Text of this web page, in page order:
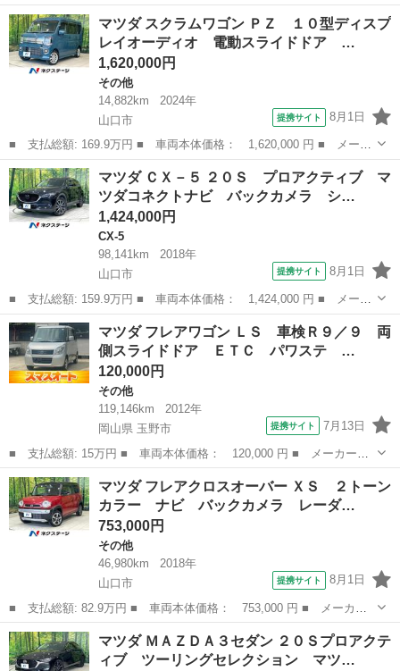
名： マツダ ■ 車種名： キャロルエコ ■ グレード名： ＥＣＯ
－Ｌ アイドリングストップ キーレス エアバッグ ＡＢＳ Ｃ
Ｄ 衝突安全ボ...
山口 山口市 その他
マツダ スクラムワゴン ＰＺ １０型ディスプ
レイオーディオ 電動スライドドア …
1,620,000円
その他
14,882km
2024年
山口市
提携サイト 8月1日
■ 支払総額: 169.9万円 ■ 車両本体価格： 1,620,000 円 ■ メーカ
ー名： マツダ ■ 車種名： スクラムワゴン ■ グレード名： Ｐ
Ｚ １０型ディスプレイオーディオ 電動スライドドア シートヒー
ター セ...
山口 山口市 その他
マツダ ＣＸ－５ ２０Ｓ プロアクティブ マ
ツダコネクトナビ バックカメラ シ…
1,424,000円
CX-5
98,141km
2018年
山口市
提携サイト 8月1日
■ 支払総額: 159.9万円 ■ 車両本体価格： 1,424,000 円 ■ メーカ
ー名： マツダ ■ 車種名： ＣＸ－５ ■ グレード名： ２０Ｓ
プロアクティブ マツダコネクトナビ バックカメラ シートヒータ
ー パワ...
山口 山口市 CX-5
マツダ フレアワゴン ＬＳ 車検Ｒ９／９ 両
側スライドドア ＥＴＣ パワステ …
120,000円
その他
119,146km
2012年
岡山県 玉野市
提携サイト 7月13日
■ 支払総額: 15万円 ■ 車両本体価格： 120,000 円 ■ メーカー
名： マツダ ■ 車種名： フレアワゴン ■ グレード名： ＬＳ
車検Ｒ９／９ 両側スライドドア ＥＴＣ パワステ スペア
キー ■ 排気量...
岡山 玉野市 その他
マツダ フレアクロスオーバー ＸＳ ２トーン
カラー ナビ バックカメラ レーダ…
753,000円
その他
46,980km
2018年
山口市
提携サイト 8月1日
■ 支払総額: 82.9万円 ■ 車両本体価格： 753,000 円 ■ メーカー
名： マツダ ■ 車種名： フレアクロスオーバー ■ グレード
名： ＸＳ ２トーンカラー ナビ バックカメラ レーダーブレー
キサポート シー...
山口 山口市 その他
マツダ ＭＡＺＤＡ３セダン ２０Ｓプロアクテ
ィブ ツーリングセレクション マツ…